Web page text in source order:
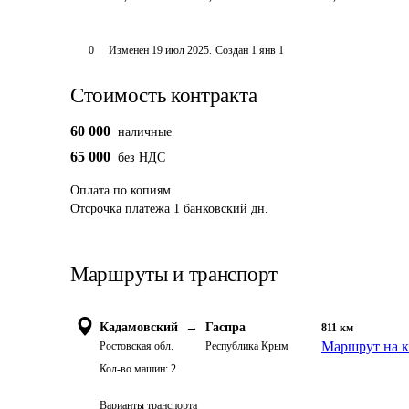
0 Изменён 19 июл 2025. Создан 1 янв 1
Стоимость контракта
60 000 наличные
65 000 без НДС
Оплата по копиям
Отсрочка платежа 1 банковский дн.
Маршруты и транспорт
Кадамовский →
Ростовская обл.
Гаспра
Республика Крым
811 км
Маршрут на
Кол-во машин: 2
Варианты транспорта